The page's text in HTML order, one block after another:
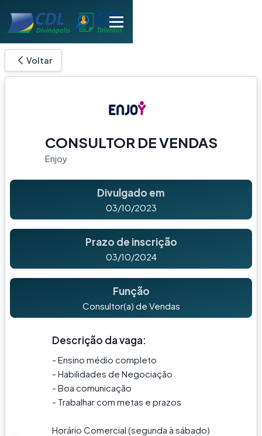
Voltar
CONSULTOR DE VENDAS
Enjoy
Divulgado em
03/10/2023
Prazo de inscrição
03/10/2024
Função
Consultor(a) de Vendas
Descrição da vaga:
- Ensino médio completo
- Habilidades de Negociação
- Boa comunicação
- Trabalhar com metas e prazos
Horário Comercial (segunda à sábado)